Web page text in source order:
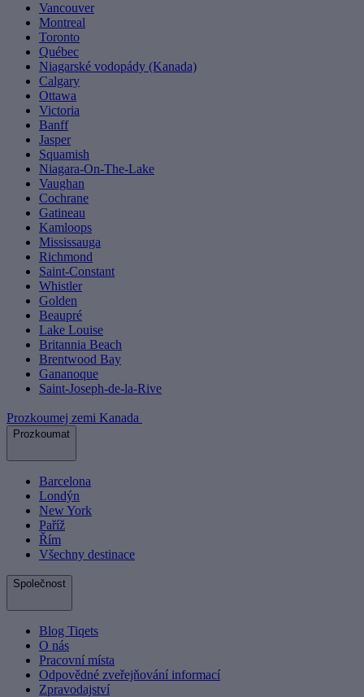
Vancouver
Montreal
Toronto
Québec
Niagarské vodopády (Kanada)
Calgary
Ottawa
Victoria
Banff
Jasper
Squamish
Niagara-On-The-Lake
Vaughan
Cochrane
Gatineau
Kamloops
Mississauga
Richmond
Saint-Constant
Whistler
Golden
Beaupré
Lake Louise
Britannia Beach
Brentwood Bay
Gananoque
Saint-Joseph-de-la-Rive
Prozkoumej zemi Kanada
Prozkoumat
Barcelona
Londýn
New York
Paříž
Řím
Všechny destinace
Společnost
Blog Tiqets
O nás
Pracovní místa
Odpovědné zveřejňování informací
Zpravodajství